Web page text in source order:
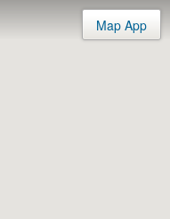
Map App